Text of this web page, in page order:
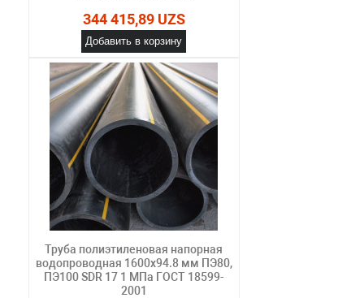
344 415,89 UZS
Добавить в корзину
Труба полиэтиленовая напорная
водопроводная 1600х94.8 мм ПЭ80,
ПЭ100 SDR 17 1 МПа ГОСТ 18599-
2001